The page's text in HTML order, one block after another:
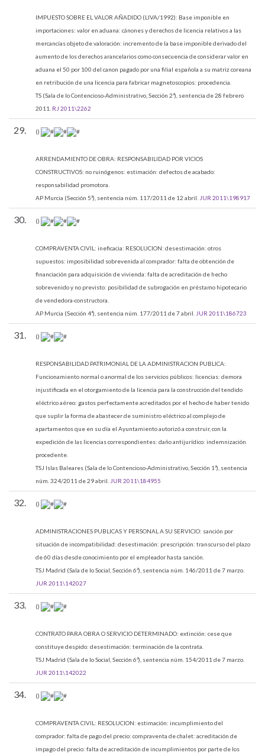
IMPUESTO SOBRE EL VALOR AÑADIDO (LIVA/1992): Base imponible en
importaciones: valor en aduana: cánones y derechos de licencia relativos a las
mercancías objeto de valoración: incremento de la base imponible derivado del
aumento de los derechos arancelarios como consecuencia de considerar valor en
aduana el 50 por 100 del canon pagado por una filial española a su matriz coreana
en retribución de una licencia para fabricar magnetoscopios: procedencia.
TS (Sala de lo Contencioso-Administrativo, Sección 2ª), sentencia de 28 febrero
2011. RJ 2011\2262
29. ()
ARRENDAMIENTO DE OBRA: RESPONSABILIDAD POR VICIOS
CONSTRUCTIVOS: no ruinógenos: estimación: defectos de acabado:
responsabilidad promotora.
AP Murcia (Sección 5ª), sentencia núm. 117/2011 de 12 abril. JUR 2011\198917
30. ()
COMPRAVENTA CIVIL: ineficacia: RESOLUCION: desestimación: otros
supuestos: imposibilidad sobrevenida al comprador: falta de obtención de
financiación para adquisición de vivienda: falta de acreditación de hecho
sobrevenido y no previsto: posibilidad de subrogación en préstamo hipotecario
de vendedora-constructora.
AP Murcia (Sección 4ª), sentencia núm. 177/2011 de 7 abril. JUR 2011\186723
31. ()
RESPONSABILIDAD PATRIMONIAL DE LA ADMINISTRACION PUBLICA:
Funcionamiento normal o anormal de los servicios públicos: licencias: demora
injustificada en el otorgamiento de la licencia para la construcción del tendido
eléctrico aéreo: gastos perfectamente acreditados por el hecho de haber tenido
que suplir la forma de abastecer de suministro eléctrico al complejo de
apartamentos que en su día el Ayuntamiento autorizó a construir, con la
expedición de las licencias correspondientes: daño antijurídico: indemnización
procedente.
TSJ Islas Baleares (Sala de lo Contencioso-Administrativo, Sección 1ª), sentencia
núm. 324/2011 de 29 abril. JUR 2011\184955
32. ()
ADMINISTRACIONES PUBLICAS Y PERSONAL A SU SERVICIO: sanción por
situación de incompatibilidad: desestimación: prescripción: transcurso del plazo
de 60 días desde conocimiento por el empleador hasta sanción.
TSJ Madrid (Sala de lo Social, Sección 6ª), sentencia núm. 146/2011 de 7 marzo.
JUR 2011\142027
33. ()
CONTRATO PARA OBRA O SERVICIO DETERMINADO: extinción: cese que
constituye despido: desestimación: terminación de la contrata.
TSJ Madrid (Sala de lo Social, Sección 6ª), sentencia núm. 154/2011 de 7 marzo.
JUR 2011\142022
34. ()
COMPRAVENTA CIVIL: RESOLUCION: estimación: incumplimiento del
comprador: falta de pago del precio: compraventa de chalet: acreditación de
impago del precio: falta de acreditación de incumplimientos por parte de los